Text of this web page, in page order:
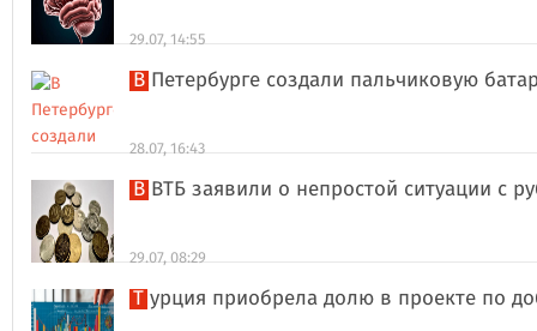
29.07, 14:55
В Петербурге создали пальчиковую
28.07, 16:43
В ВТБ заявили о непростой ситуации с
29.07, 08:29
Турция приобрела долю в проекте по